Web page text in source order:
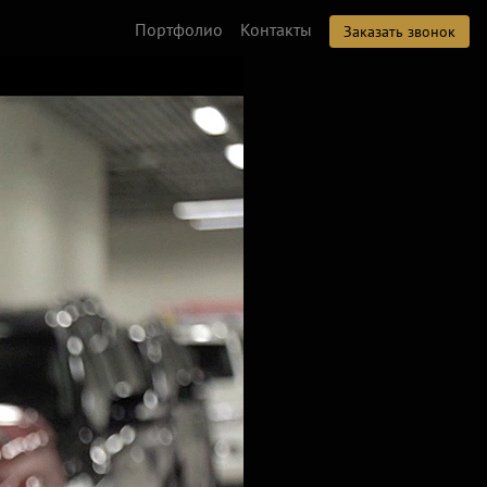
Портфолио Контакты Заказать звонок